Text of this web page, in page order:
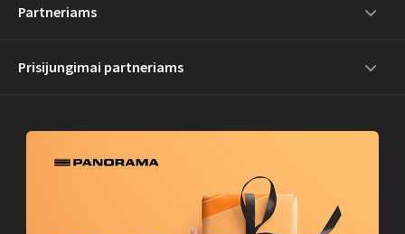
Partneriams
Prisijungimai partneriams